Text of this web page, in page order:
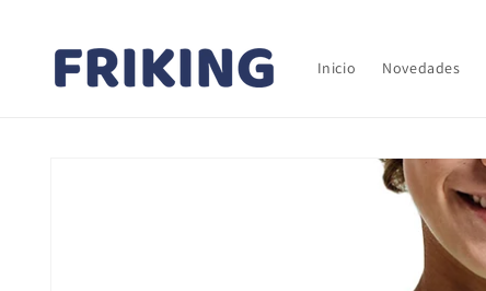
al contenido
Inicio Novedades